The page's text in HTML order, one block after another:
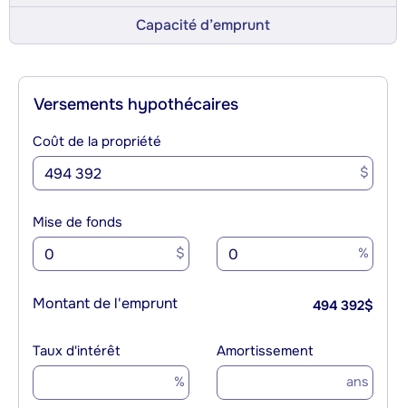
Capacité d’emprunt
Versements hypothécaires
Coût de la propriété
$
Mise de fonds
$ %
Montant de l'emprunt 494 392$
Taux d'intérêt
%
Amortissement
ans